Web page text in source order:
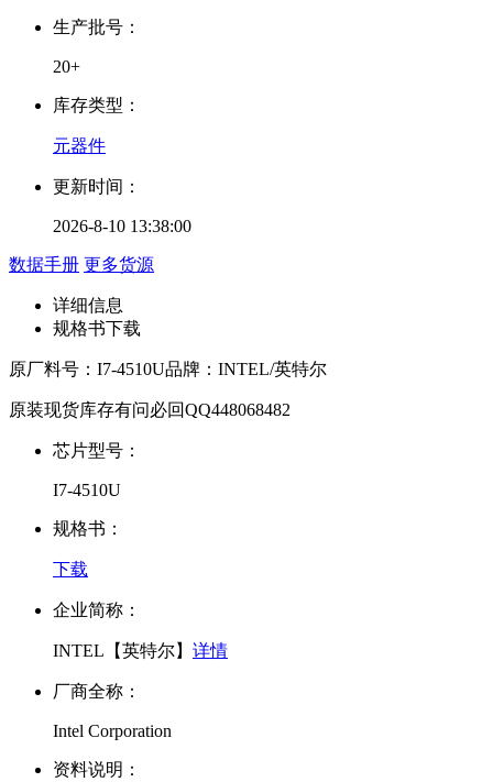
生产批号：
20+
库存类型：
元器件
更新时间：
2026-8-10 13:38:00
数据手册 更多货源
详细信息
规格书下载
原厂料号： I7-4510U品牌： INTEL/英特尔
原装现货库存有问必回QQ448068482
芯片型号：
I7-4510U
规格书：
下载
企业简称：
INTEL【英特尔】 详情
厂商全称：
Intel Corporation
资料说明：